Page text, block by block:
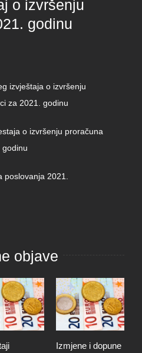
o izvršenju
godinu
izvještaja o izvršenju
za 2021. godinu
o izvršenju proračuna
godinu
poslovanja 2021.
objave
Izmjene i dopune